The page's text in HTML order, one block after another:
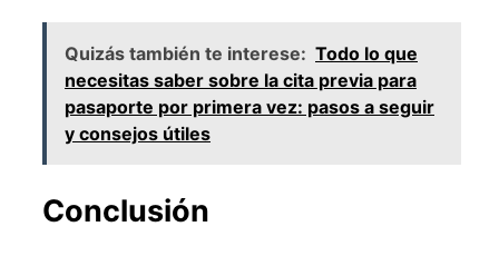
Quizás también te interese: Todo lo que
necesitas saber sobre la cita previa para
pasaporte por primera vez: pasos a seguir
y consejos útiles
Conclusión